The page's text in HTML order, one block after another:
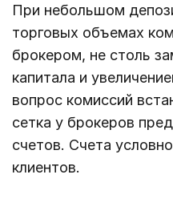
При небольшом
торговых объемах
брокером, не столь
капитала и
вопрос комиссий
сетка у брокеров
счетов. Счета
клиентов.